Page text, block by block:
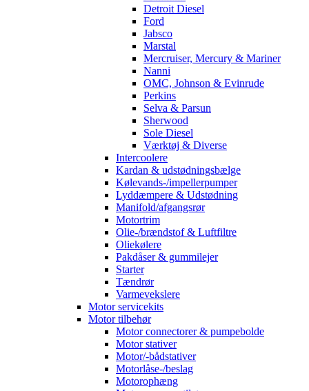
Detroit Diesel
Ford
Jabsco
Marstal
Mercruiser, Mercury & Mariner
Nanni
OMC, Johnson & Evinrude
Perkins
Selva & Parsun
Sherwood
Sole Diesel
Værktøj & Diverse
Intercoolere
Kardan & udstødningsbælge
Kølevands-/impellerpumper
Lyddæmpere & Udstødning
Manifold/afgangsrør
Motortrim
Olie-/brændstof & Luftfiltre
Oliekølere
Pakdåser & gummilejer
Starter
Tændrør
Varmevekslere
Motor servicekits
Motor tilbehør
Motor connectorer & pumpebolde
Motor stativer
Motor/-bådstativer
Motorlåse-/beslag
Motorophæng